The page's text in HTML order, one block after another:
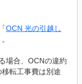
OCN 光の引越し
場合、OCNの違約
転工事費は別途